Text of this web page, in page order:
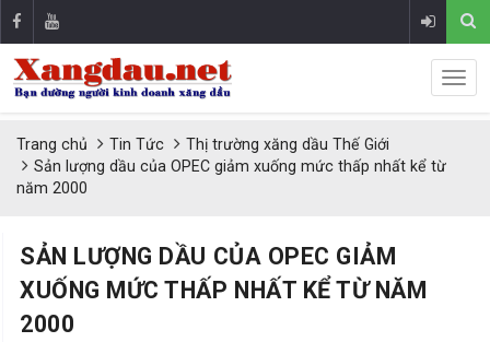
Trang chủ Tin Tức
Thị trường xăng dầu Thế Giới
Sản lượng dầu của OPEC giảm xuống mức thấp nhất kể từ
năm 2000
SẢN LƯỢNG DẦU CỦA OPEC GIẢM
XUỐNG MỨC THẤP NHẤT KỂ TỪ NĂM
2000